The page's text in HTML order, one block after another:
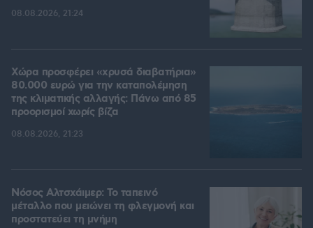
08.08.2026, 21:24
Χώρα προσφέρει «χρυσά διαβατήρια»
80.000 ευρώ για την καταπολέμηση
της κλιματικής αλλαγής: Πάνω από 85
προορισμοί χωρίς βίζα
08.08.2026, 21:23
Νόσος Αλτσχάιμερ: Το ταπεινό
μέταλλο που μειώνει τη φλεγμονή και
προστατεύει τη μνήμη